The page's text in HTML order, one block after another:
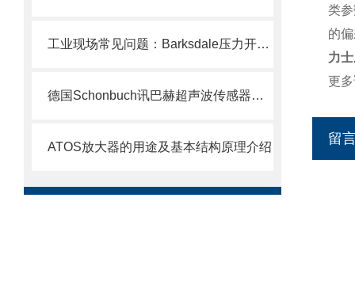
工业现场常见问题：Barksdale压力开关误动作怎么办？
德国Schonbuch讯巴赫超声波传感器介绍
ATOS放大器的用途及基本结构原理介绍
类
的
力
更
留